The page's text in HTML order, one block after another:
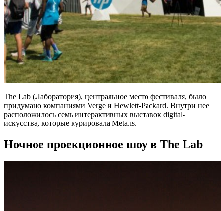
The Lab (Лаборатория), центральное место фестиваля, было
придумано компаниями Verge и Hewlett-Packard. Внутри нее
расположилось семь интерактивных выставок digital-
искусства, которые курировала Meta.is.
Ночное проекционное шоу в The Lab